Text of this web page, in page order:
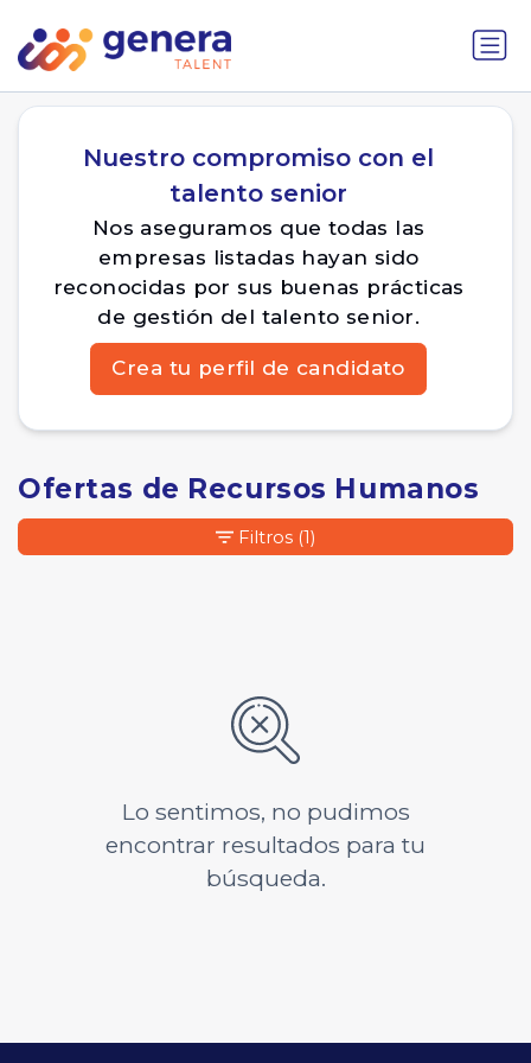
Nuestro compromiso con el
talento senior
Nos aseguramos que todas las
empresas listadas hayan sido
reconocidas por sus buenas prácticas
de gestión del talento senior.
Crea tu perfil de candidato
Ofertas de Recursos Humanos
Lo sentimos, no pudimos
encontrar resultados para tu
búsqueda.
Filtros (1)